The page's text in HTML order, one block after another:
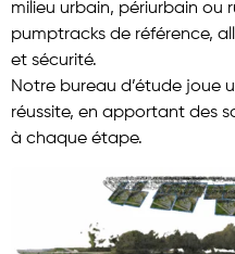
milieu urbain, périurbain ou
pumptracks de référence,
et sécurité.
Notre bureau d’étude joue
réussite, en apportant des
à chaque étape.